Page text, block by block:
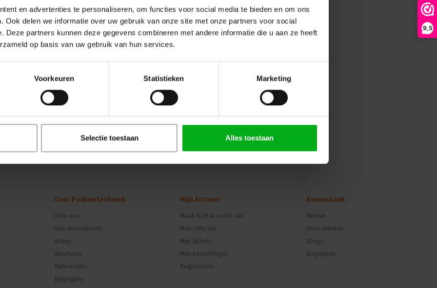
en advertenties te personaliseren, om functies voor social media te bieden en om ons
Ook delen we informatie over uw gebruik van onze site met onze partners voor social
Deze partners kunnen deze gegevens combineren met andere informatie die u aan ze heeft
op basis van uw gebruik van hun services.
Voorkeuren Statistieken Marketing
Selectie toestaan Alles toestaan
9,5
Over Podiumtechniek
Over ons
Ons assortiment
Acties
Vacatures
Referenties
Begrippen
Mijn Account
Maak B2B account aan
Mijn offertes
Mijn tickets
Mijn bestellingen
Registreren
Kennisbank
Nieuws
Onze merken
Blogs
Begrippen